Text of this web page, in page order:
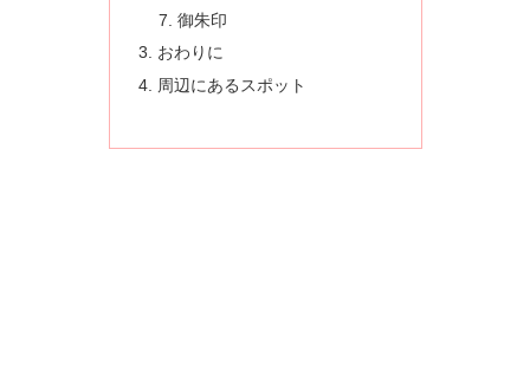
御朱印
おわりに
周辺にあるスポット